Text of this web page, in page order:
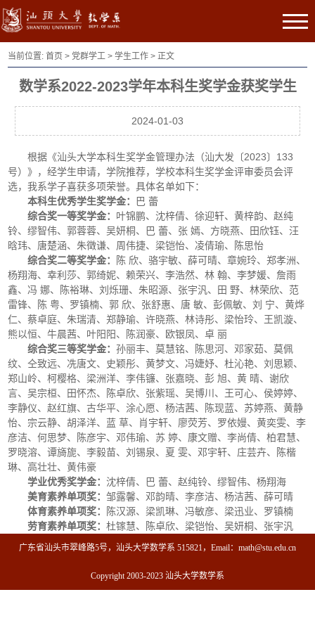
当前位置:首页 > 党群学工 >学生工作 > 正文
数学系2022-2023学年本科生奖学金获奖学生
2024-01-03
根据《汕头大学本科生奖学金管理办法（汕大发〔2023〕133
号）》，经学生申请，学院推荐，学校本科生奖学金评审委员会评
选，我系学子喜获多项荣誉。具体名单如下：
本科生优秀学生奖学金：
巴 蕾
综合奖一等奖学金： 叶锦鹏、沈梓倩、徐迎轩、黄梓韵、赵纯
铃、缪智伟、郭蓉蓉、吴妍桐、巴 蕾、张 嫣、方晓燕、田欣钰、汪
晗玮、唐楚涵、朱徵谦、周伟捷、梁铠怡、凌倩瑜、陈思怡
综合奖二等奖学金：
陈 欣、骆宇敏、薛可晴、章婉玲、郑孝洲、
杨翔海、幸利莎、郭绮妮、赖荣兴、李浩然、林 翰、李梦媛、詹雨
鑫、冯 娜、陈裕琳、刘烁珊、朱昭源、张宇汎、田 野、林荣欣、范
雷锋、陈 粤、罗镇楠、郭 欣、张舒惠、唐 敏、彭佩敏、刘 宁、黄烨
仁、蔡卓庭、朱瑞清、郑静瑜、许晓燕、林诗彤、梁怡玲、王凯漩、
熊以恒、牛晨茜、叶阳阳、陈润豪、欧银凤、卓 丽
综合奖三等奖学金：孙丽丰、莫慧铭、陈思河、邓家茹、莫佩
纹、仝致远、冼唐文、史颖彤、黄梦文、冯婕妤、杜沁艳、刘思颖、
郑山岭、柯樱格、梁洲洋、李伟镰、张嘉晓、彭 旭、黄 晴、谢欣
言、吴宗桓、田怀杰、陈卓欣、张紫瑶、吴博川、王可心、侯婷婷、
李静仪、赵红旗、古华平、涂心愿、杨洁茜、陈现蓝、苏婷燕、黄静
怡、宗云静、胡泽洋、蓝 草、肖宇轩、廖荧芳、罗依嫚、黄奕雯、李
彦洁、何思梦、陈彦宇、邓伟瑜、苏 婷、康文赠、李尚倩、柏君慧、
罗晓溶、谭旖旎、李毅苗、刘锡泉、夏 雯、邓宇轩、庄芸卉、陈楷
琳、高壮壮、黄伟豪
学业优秀奖学金： 沈梓倩、巴 蕾、赵纯铃、缪智伟、杨翔海
美育素养单项奖：邹露馨、邓韵晴、李彦洁、杨洁茜、薛可晴
体育素养单项奖：
陈汉源、梁凯琳、冯敏彦、梁迅业、罗镇楠
劳育素养单项奖：杜镓慧、陈卓欣、梁铠怡、吴妍桐、张宇汎
广东省汕头市翠峰路5号，汕头大学数学系 515821，Email：math@stu.edu.cn
Copyright 2003-2023 汕头大学数学系